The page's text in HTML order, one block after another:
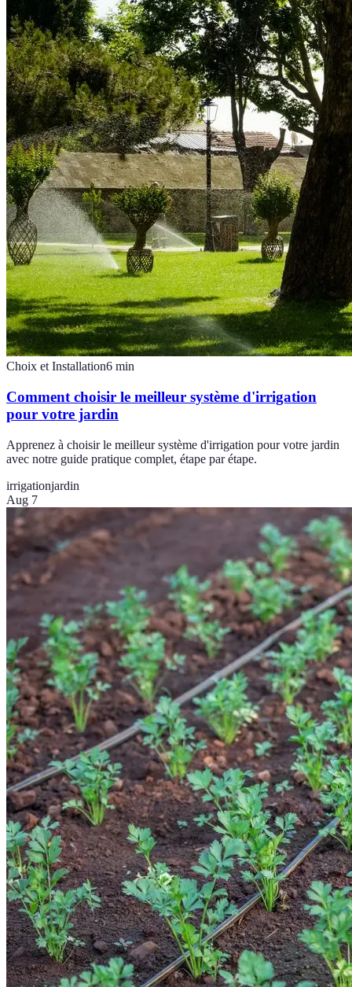
Choix et Installation6 min
Comment choisir le meilleur système d'irrigation
pour votre jardin
Apprenez à choisir le meilleur système d'irrigation pour votre jardin
avec notre guide pratique complet, étape par étape.
irrigationjardin
Aug 7